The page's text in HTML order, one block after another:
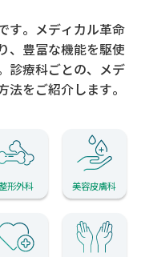
す。メディカル革命
豊富な機能を駆使
診療科ごとの、メデ
をご紹介します。
形外科 美容皮膚科